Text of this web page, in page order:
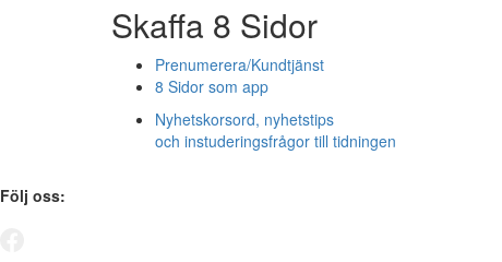
Skaffa 8 Sidor
Prenumerera/Kundtjänst
8 Sidor som app
Nyhetskorsord, nyhetstips
och instuderingsfrågor till tidningen
Följ oss: